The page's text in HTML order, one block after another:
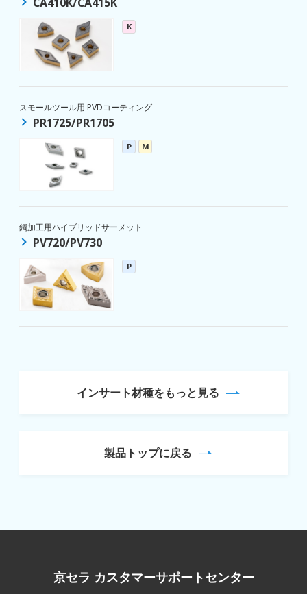
K
スモールツール用 PVDコーティング
PR1725/PR1705
P M
鋼加工用ハイブリッドサーメット
PV720/PV730
P
インサート材種をもっと見る
製品トップに戻る
京セラ カスタマーサポートセンター